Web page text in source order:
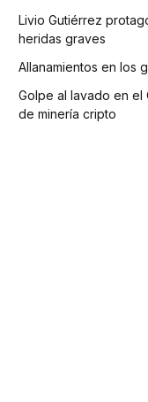
Livio Gutiérrez
heridas graves
Allanamientos en los
Golpe al lavado en el
de minería cripto